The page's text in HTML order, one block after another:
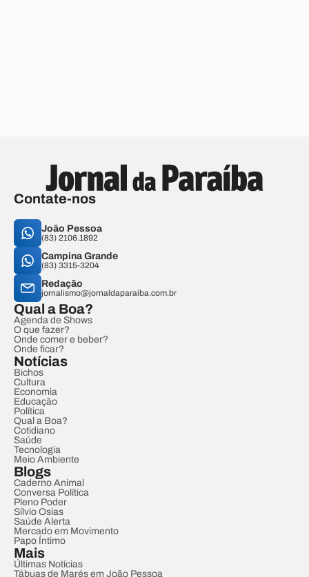
Contate-nos
João Pessoa
(83) 2106.1892
Campina Grande
(83) 3315-3204
Redação
jornalismo@jornaldaparaiba.com.br
Qual a Boa?
Agenda de Shows
O que fazer?
Onde comer e beber?
Onde ficar?
Notícias
Bichos
Cultura
Economia
Educação
Política
Qual a Boa?
Cotidiano
Saúde
Tecnologia
Meio Ambiente
Blogs
Caderno Animal
Conversa Política
Pleno Poder
Sílvio Osias
Saúde Alerta
Mercado em Movimento
Papo Íntimo
Mais
Últimas Notícias
Tábuas de Marés em João Pessoa